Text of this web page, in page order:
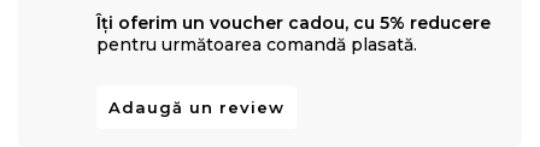
Îți oferim un voucher cadou, cu 5% reducere
pentru următoarea comandă plasată.
Adaugă un review